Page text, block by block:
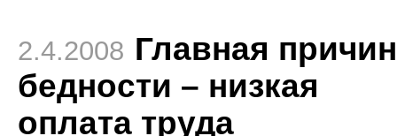
2.4.2008 Главная
бедности – низкая
оплата труда